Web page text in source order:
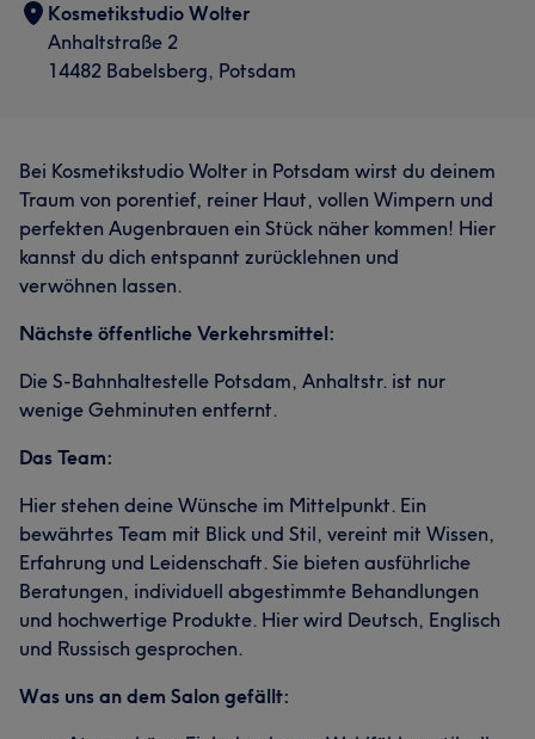
Kosmetikstudio Wolter
Anhaltstraße 2
14482 Babelsberg, Potsdam
Bei Kosmetikstudio Wolter in Potsdam wirst du deinem
Traum von porentief, reiner Haut, vollen Wimpern und
perfekten Augenbrauen ein Stück näher kommen! Hier
kannst du dich entspannt zurücklehnen und
verwöhnen lassen.
Nächste öffentliche Verkehrsmittel:
Die S-Bahnhaltestelle Potsdam, Anhaltstr. ist nur
wenige Gehminuten entfernt.
Das Team:
Hier stehen deine Wünsche im Mittelpunkt. Ein
bewährtes Team mit Blick und Stil, vereint mit Wissen,
Erfahrung und Leidenschaft. Sie bieten ausführliche
Beratungen, individuell abgestimmte Behandlungen
und hochwertige Produkte. Hier wird Deutsch, Englisch
und Russisch gesprochen.
Was uns an dem Salon gefällt: